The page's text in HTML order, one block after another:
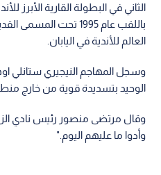
الثاني في البطولة القارية الأبرز
باللقب عام 1995 تحت
العالم للأندية في اليابان.
وسجل المهاجم النيجيري ستانلي
الوحيد بتسديدة قوية من خارج
وقال مرتضى منصور رئيس نادي
وأدوا ما عليهم اليوم."